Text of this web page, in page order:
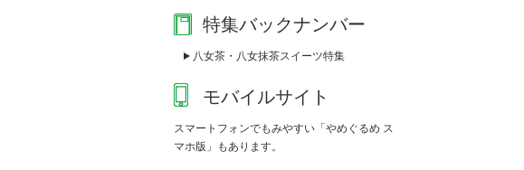
特集バックナンバー
八女茶・八女抹茶スイーツ特集
モバイルサイト
スマートフォンでもみやすい「やめぐるめ ス
マホ版」もあります。